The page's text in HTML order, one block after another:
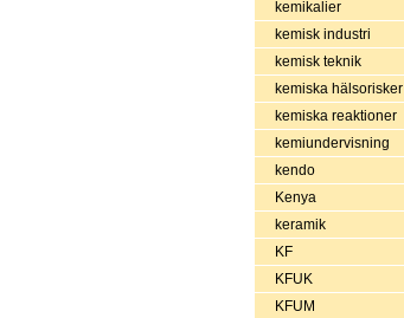
kemikalier
kemisk industri
kemisk teknik
kemiska hälsorisker
kemiska reaktioner
kemiundervisning
kendo
Kenya
keramik
KF
KFUK
KFUM